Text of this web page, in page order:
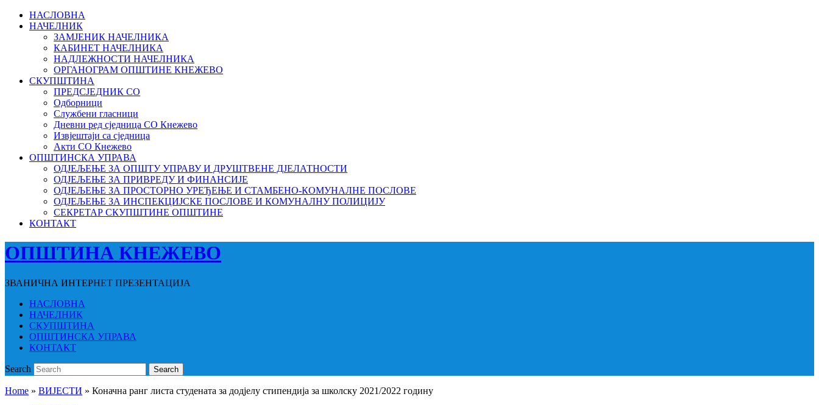
НАСЛОВНА
НАЧЕЛНИК
ЗАМЈЕНИК НАЧЕЛНИКА
КАБИНЕТ НАЧЕЛНИКА
НАДЛЕЖНОСТИ НАЧЕЛНИКА
ОРГАНОГРАМ ОПШТИНЕ КНЕЖЕВО
СКУПШТИНА
ПРЕДСЈЕДНИК СО
Одборници
Службени гласници
Дневни ред сједница СО Кнежево
Извјештаји са сједница
Акти СО Кнежево
ОПШТИНСКА УПРАВА
ОДЈЕЉЕЊЕ ЗА ОПШТУ УПРАВУ И ДРУШТВЕНЕ ДЈЕЛАТНОСТИ
ОДЈЕЉЕЊЕ ЗА ПРИВРЕДУ И ФИНАНСИЈЕ
ОДЈЕЉЕЊЕ ЗА ПРОСТОРНО УРЕЂЕЊЕ И СТАМБЕНО-КОМУНАЛНЕ ПОСЛОВЕ
ОДЈЕЉЕЊЕ ЗА ИНСПЕКЦИЈСКЕ ПОСЛОВЕ И КОМУНАЛНУ ПОЛИЦИЈУ
СЕКРЕТАР СКУПШТИНЕ ОПШТИНЕ
КОНТАКТ
ОПШТИНА КНЕЖЕВО
ЗВАНИЧНА ИНТЕРНЕТ ПРЕЗЕНТАЦИЈА
НАСЛОВНА
НАЧЕЛНИК
СКУПШТИНА
ОПШТИНСКА УПРАВА
КОНТАКТ
Search Search
Home » ВИЈЕСТИ » Коначна ранг листа студената за додјелу стипендија за школску 2021/2022 годину